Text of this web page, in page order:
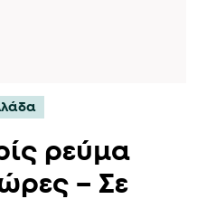
ρεύμα
– Σε